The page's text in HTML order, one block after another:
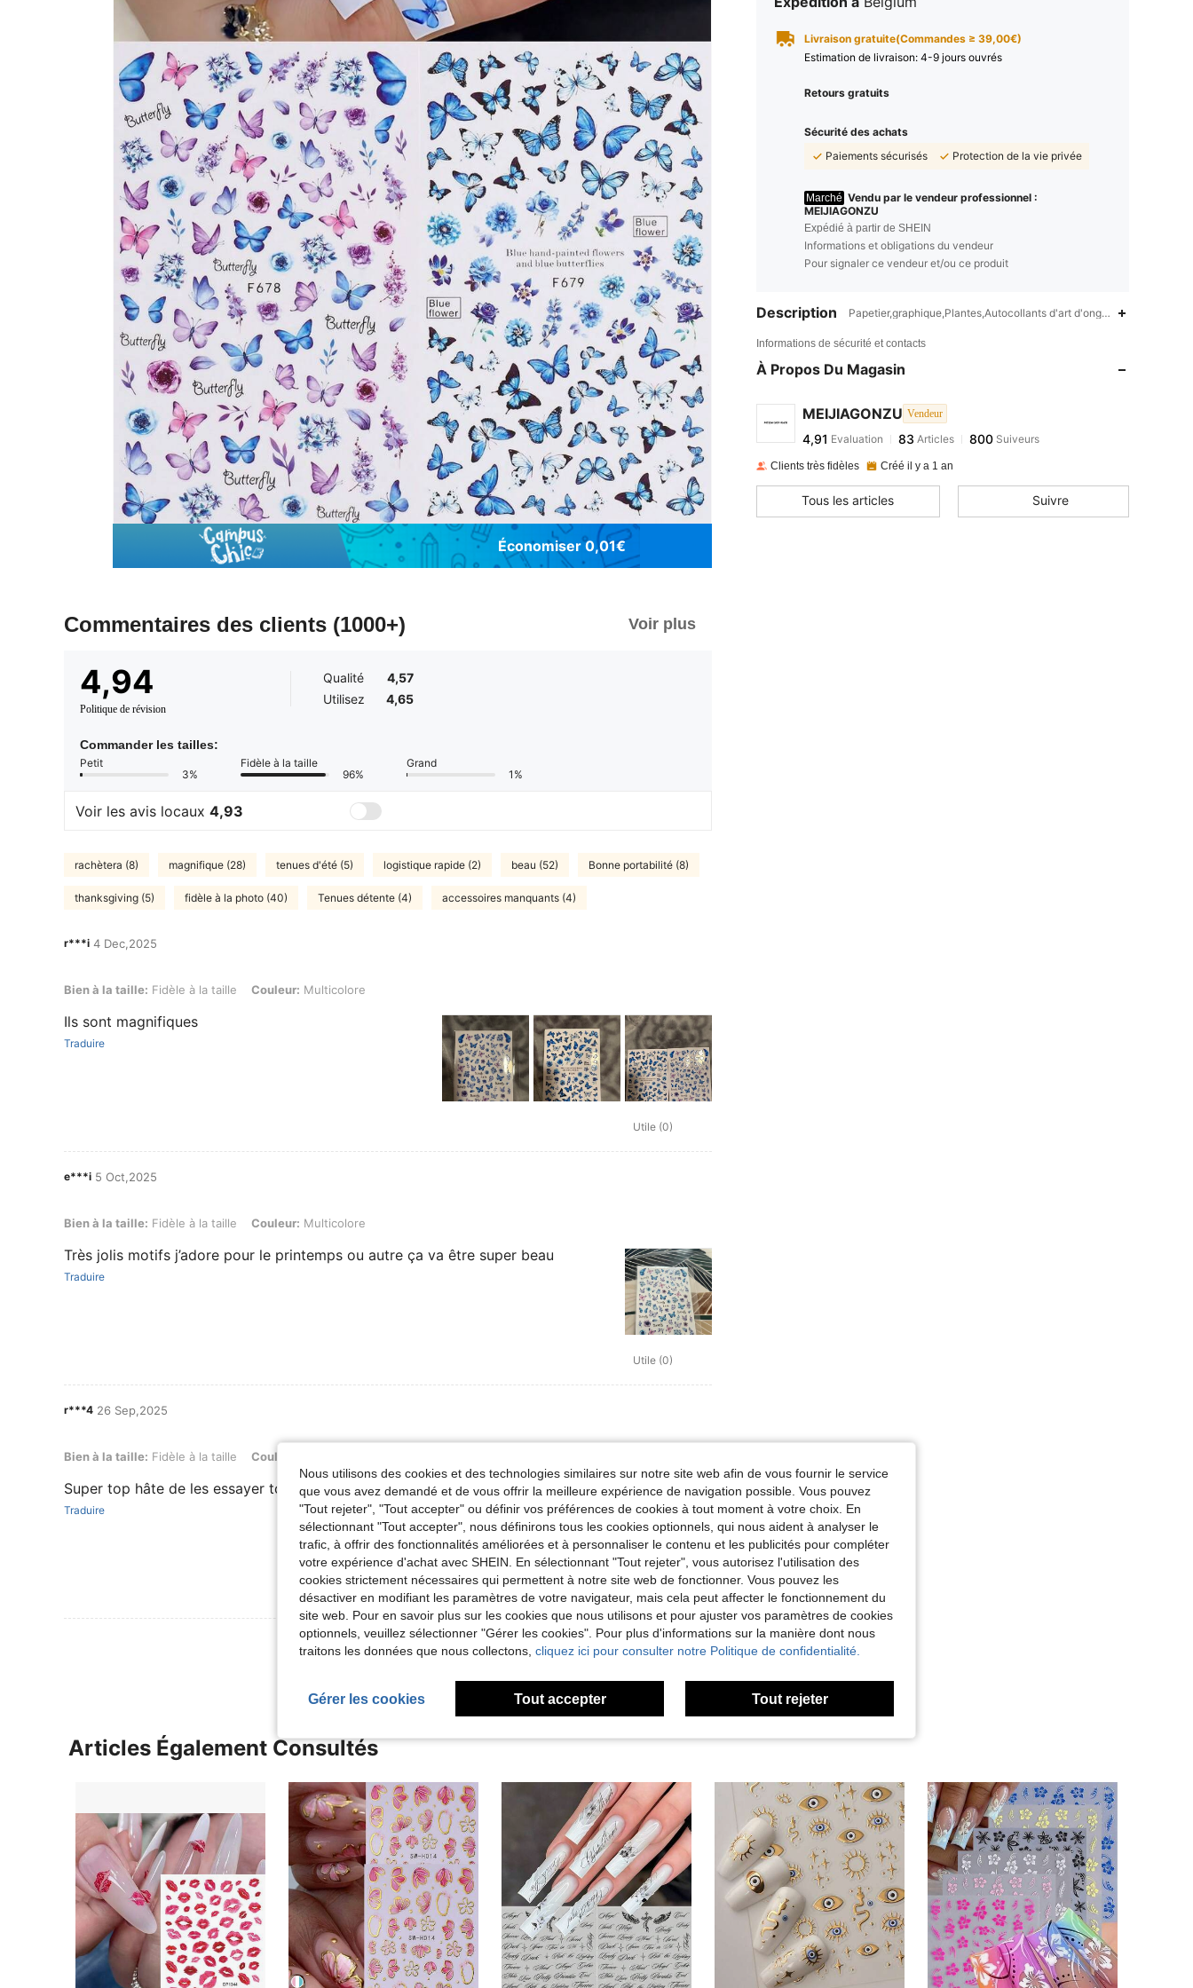
Économiser 0,01€
Commentaires des clients (1000+) Voir plus
4,94
Politique de révision
Qualité
4,57
Utilisez
4,65
Commander les tailles:
Petit
3%
Fidèle à la taille
96%
Grand
1%
Voir les avis locaux 4,93
rachètera (8) magnifique (28) tenues d'été (5) logistique rapide (2) beau (52) Bonne portabilité (8)
thanksgiving (5) fidèle à la photo (40) Tenues détente (4) accessoires manquants (4)
r***i 4 Dec,2025
Bien à la taille: Fidèle à la taille, Couleur: Multicolore
Bien à la taille: Fidèle à la taille Couleur: Multicolore
Ils sont magnifiques
Traduire
Utile (0)
e***i 5 Oct,2025
Bien à la taille: Fidèle à la taille, Couleur: Multicolore
Bien à la taille: Fidèle à la taille Couleur: Multicolore
Très jolis motifs j’adore pour le printemps ou autre ça va être super beau
Traduire
Utile (0)
r***4 26 Sep,2025
Bien à la taille: Fidèle à la taille, Couleur: Multicolore
Bien à la taille: Fidèle à la taille Couleur:
Super top hâte de les essayer top
Traduire
Utile (0)
Voir Plus D'avis
Livraison gratuite(Commandes ≥ 39,00€)
Estimation de livraison: 4-9 jours ouvrés
Retours gratuits
Sécurité des achats
Paiements sécurisés
Protection de la vie privée
Marché Vendu par le vendeur professionnel :
MEIJIAGONZU
Expédié à partir de SHEIN
Informations et obligations du vendeur
Pour signaler ce vendeur et/ou ce produit
Description Papetier,graphique,Plantes,Autocollants d'art d'ongle
Informations de sécurité et contacts
À Propos Du Magasin
MEIJIAGONZU Vendeur
4,91 Evaluation 83 Articles 800 Suiveurs
Clients très fidèles Créé il y a 1 an
Tous les articles Suivre
Articles Également Consultés
Nous utilisons des cookies et des technologies similaires sur notre site web afin de vous fournir le service
que vous avez demandé et de vous offrir la meilleure expérience de navigation possible. Vous pouvez
"Tout rejeter", "Tout accepter" ou définir vos préférences de cookies à tout moment à votre choix. En
sélectionnant "Tout accepter", nous définirons tous les cookies optionnels, qui nous aident à analyser le
trafic, à offrir des fonctionnalités améliorées et à personnaliser le contenu et les publicités pour compléter
votre expérience d'achat avec SHEIN. En sélectionnant "Tout rejeter", vous autorisez l'utilisation des
cookies strictement nécessaires qui permettent à notre site web de fonctionner. Vous pouvez les
désactiver en modifiant les paramètres de votre navigateur, mais cela peut affecter le fonctionnement du
site web. Pour en savoir plus sur les cookies que nous utilisons et pour ajuster vos paramètres de cookies
optionnels, veuillez sélectionner "Gérer les cookies". Pour plus d'informations sur la manière dont nous
traitons les données que nous collectons, cliquez ici pour consulter notre Politique de confidentialité.
Gérer les cookies Tout accepter Tout rejeter